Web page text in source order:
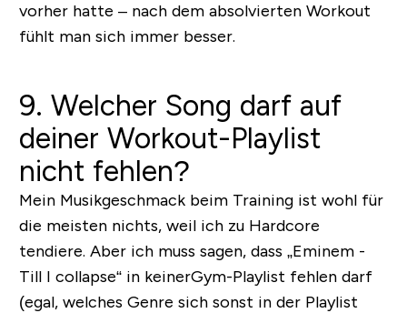
vorher hatte – nach dem absolvierten Workout
fühlt man sich immer besser.
9. Welcher Song darf auf
deiner Workout-Playlist
nicht fehlen?
Mein Musikgeschmack beim Training ist wohl für
die meisten nichts, weil ich zu Hardcore
tendiere. Aber ich muss sagen, dass „Eminem -
Till I collapse“ in keinerGym-Playlist fehlen darf
(egal, welches Genre sich sonst in der Playlist